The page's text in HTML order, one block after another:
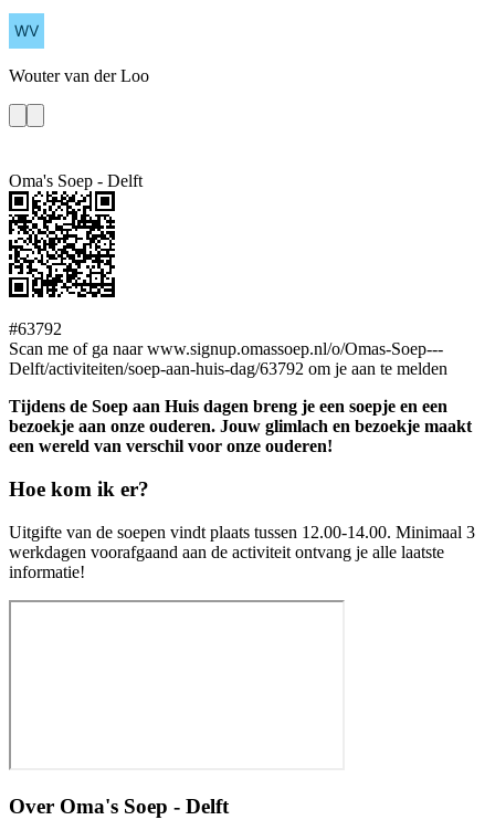
Wouter van der Loo
Oma's Soep - Delft
#63792
Scan me of ga naar www.signup.omassoep.nl/o/Omas-Soep---
Delft/activiteiten/soep-aan-huis-dag/63792 om je aan te melden
Tijdens de Soep aan Huis dagen breng je een soepje en een
bezoekje aan onze ouderen. Jouw glimlach en bezoekje maakt
een wereld van verschil voor onze ouderen!
Hoe kom ik er?
Uitgifte van de soepen vindt plaats tussen 12.00-14.00. Minimaal 3
werkdagen voorafgaand aan de activiteit ontvang je alle laatste
informatie!
Over Oma's Soep - Delft